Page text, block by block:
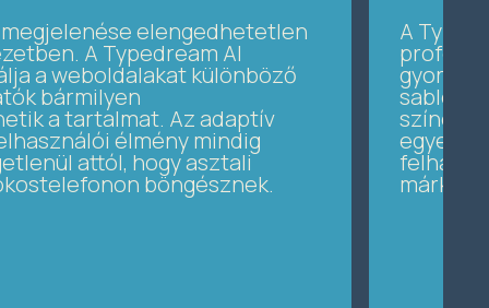
elengedhetetlen
A Typedream AI
a weboldalakat különböző
bármilyen
a tartalmat. Az adaptív
élmény mindig
attól, hogy asztali
böngésznek.
A
gyors
színek,
egyedi